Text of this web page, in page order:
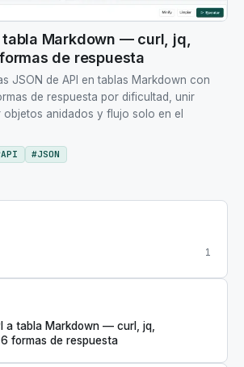
tabla Markdown — curl, jq,
de respuesta
JSON de API en tablas Markdown con
de respuesta por dificultad, unir
anidados y flujo solo en el
API #JSON
1
a tabla Markdown — curl, jq,
formas de respuesta